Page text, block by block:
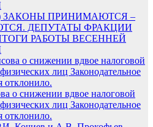
ЗАКОНЫ ПРИНИМАЮТСЯ –
ДЕПУТАТЫ ФРАКЦИИ
РАБОТЫ ВЕСЕННЕЙ
о снижении вдвое налоговой
лиц Законодательное
отклонило.